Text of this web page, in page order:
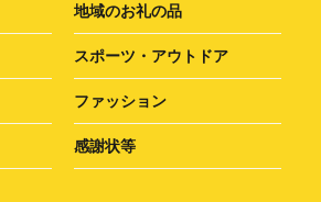
地域のお礼の品
スポーツ・アウトドア
ファッション
感謝状等